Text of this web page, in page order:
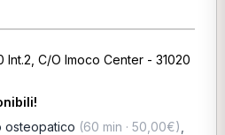
Int.2, C/O Imoco Center - 31020
osteopatico (60 min · 50,00€)